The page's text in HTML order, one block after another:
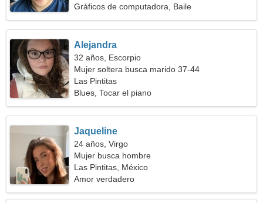
Gráficos de computadora, Baile
Alejandra
32 años, Escorpio
Mujer soltera busca marido 37-44
Las Pintitas
Blues, Tocar el piano
Jaqueline
24 años, Virgo
Mujer busca hombre
Las Pintitas, México
Amor verdadero